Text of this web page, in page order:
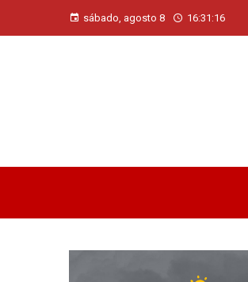
sábado, agosto 8 16:31:17